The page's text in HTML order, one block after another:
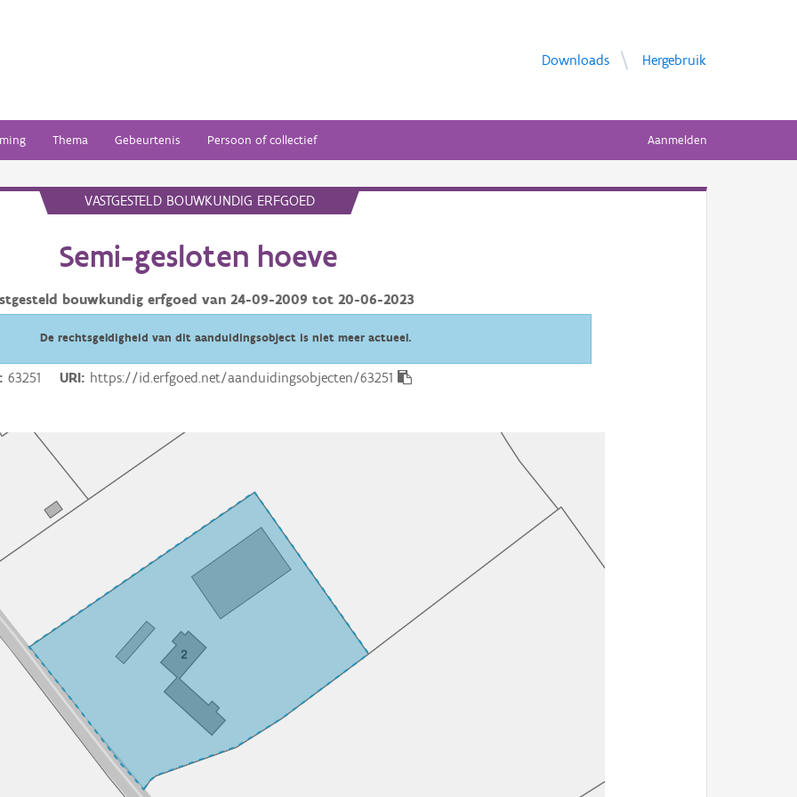
Downloads Hergebruik
Thema Gebeurtenis Persoon of collectief Aanmelden
VASTGESTELD BOUWKUNDIG ERFGOED
Semi-gesloten hoeve
bouwkundig erfgoed van24-09-2009 tot20-06-2023
De rechtsgeldigheid van dit aanduidingsobject is niet meer actueel.
63251 URI https://id.erfgoed.net/aanduidingsobjecten/63251